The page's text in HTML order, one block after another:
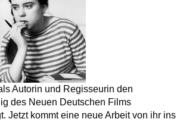
Autorin und Regisseurin den
des Neuen Deutschen Films
Jetzt kommt eine neue Arbeit von ihr ins